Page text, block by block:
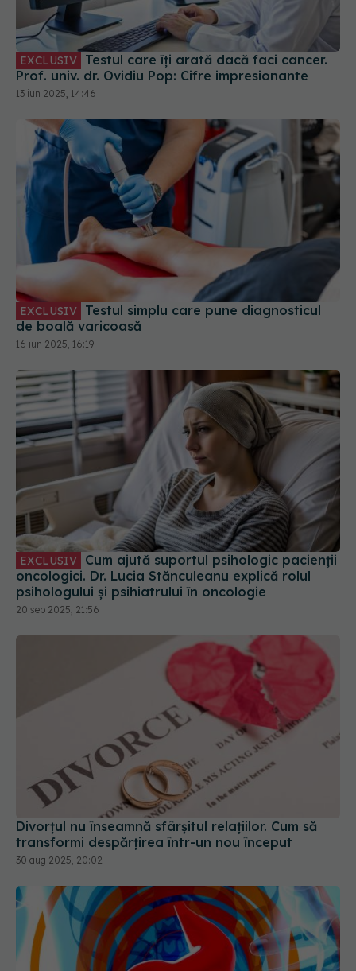
EXCLUSIV Testul care îți arată dacă faci cancer.
Prof. univ. dr. Ovidiu Pop: Cifre impresionante
13 iun 2025, 14:46
EXCLUSIV
de boală varicoasă
16 iun 2025, 16:19
EXCLUSIV
oncologici. Dr. Lucia Stănculeanu explică rolul
psihologului și psihiatrului în oncologie
20 sep 2025, 21:56
Divorțul nu înseamnă sfârșitul relațiilor. Cum să
transformi despărțirea într-un nou început
30 aug 2025, 20:02